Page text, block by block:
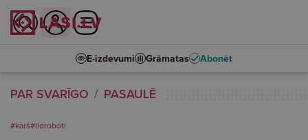
E-izdevumi Grāmatas Abonēt
PAR SVARĪGO PASAULĒ
#karš#lidroboti